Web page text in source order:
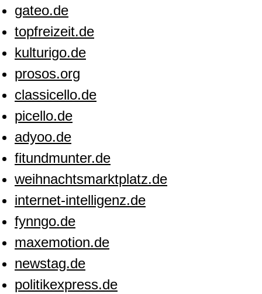
gateo.de
topfreizeit.de
kulturigo.de
prosos.org
classicello.de
picello.de
adyoo.de
fitundmunter.de
weihnachtsmarktplatz.de
internet-intelligenz.de
fynngo.de
maxemotion.de
newstag.de
politikexpress.de